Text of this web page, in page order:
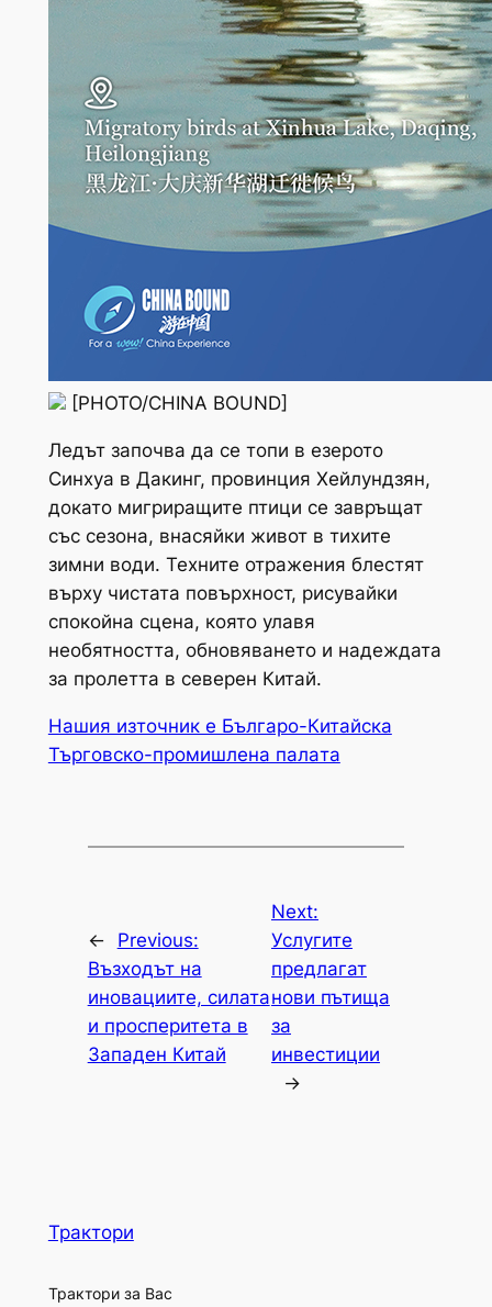
[PHOTO/CHINA BOUND]
Ледът започва да се топи в езерото
Синхуа в Дакинг, провинция Хейлундзян,
докато мигриращите птици се завръщат
със сезона, внасяйки живот в тихите
зимни води. Техните отражения блестят
върху чистата повърхност, рисувайки
спокойна сцена, която улавя
необятността, обновяването и надеждата
за пролетта в северен Китай.
Нашия източник е Българо-Китайска
Търговско-промишлена палaта
←
Previous:
Възходът на
иновациите, силата
и просперитета в
Западен Китай
Next:
Услугите
предлагат
нови пътища
за
инвестиции
→
Трактори
Трактори за Вас